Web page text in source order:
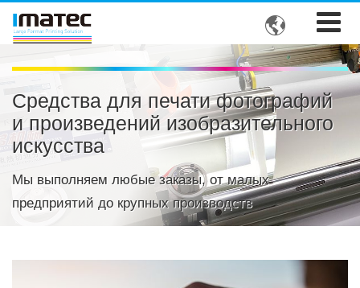

Средства для печати фотографий
и произведений изобразительного
искусства
Мы выполняем любые заказы, от малых
предприятий до крупных производств